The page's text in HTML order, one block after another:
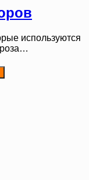
используются